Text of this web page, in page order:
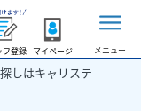
フ登録 マイページ メニュー
しはキャリステ